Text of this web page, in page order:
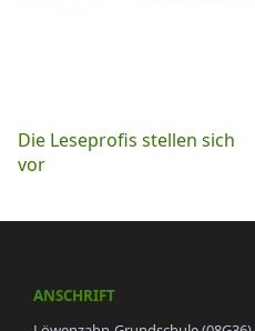
Beitragsnavigation
Die Leseprofis stellen sich
vor
ANSCHRIFT